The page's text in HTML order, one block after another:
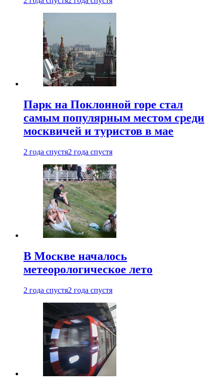
Парк на Поклонной горе стал
самым популярным местом среди
москвичей и туристов в мае
2 года спустя2 года спустя
В Москве началось
метеорологическое лето
2 года спустя2 года спустя